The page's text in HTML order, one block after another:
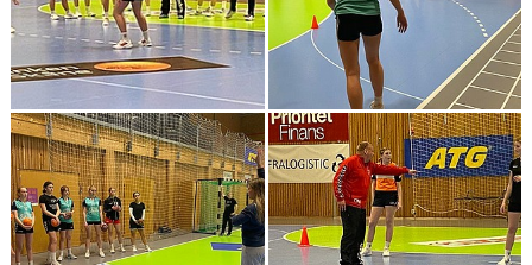
MEDLEMSAVGIFTER 2026/2027
USM
HANDBOLLSAKADEMIN
JL FYSIOCENTER
IDROTTSFÖRSÄKRINGAR